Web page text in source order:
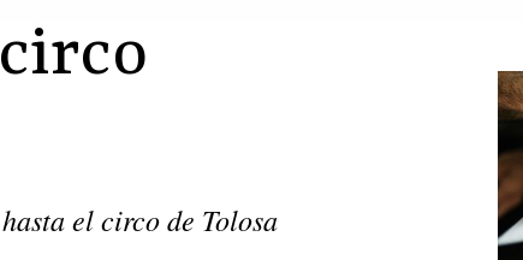
el circo de Tolosa